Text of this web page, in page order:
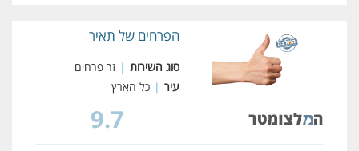
הפרחים של תאיר
סוג השירות | זר פרחים
עיר | כל הארץ
9.7